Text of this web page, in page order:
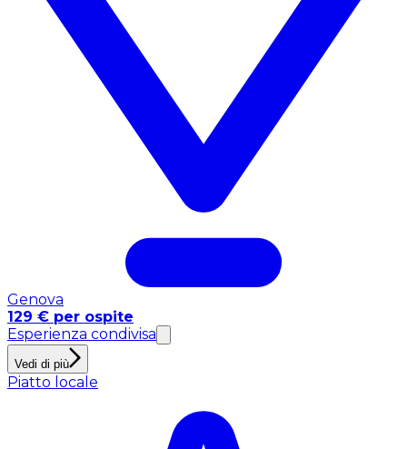
Genova
129 € per ospite
Esperienza condivisa
Vedi di più
Piatto locale